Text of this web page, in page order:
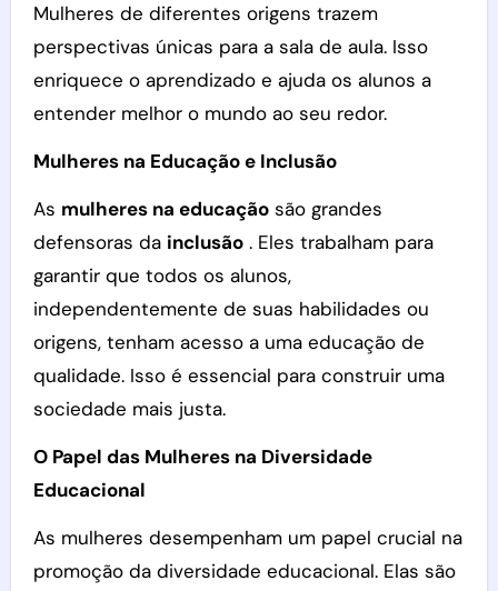
Mulheres de diferentes origens trazem
perspectivas únicas para a sala de aula. Isso
enriquece o aprendizado e ajuda os alunos a
entender melhor o mundo ao seu redor.
Mulheres na Educação e Inclusão
As mulheres na educaçãosão grandes
defensoras da inclusão. Eles trabalham para
garantir que todos os alunos,
independentemente de suas habilidades ou
origens, tenham acesso a uma educação de
qualidade. Isso é essencial para construir uma
sociedade mais justa.
O Papel das Mulheres na Diversidade
Educacional
As mulheres desempenham um papel crucial na
promoção da diversidade educacional. Elas são